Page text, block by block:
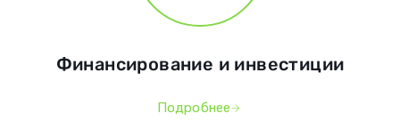
Финансирование и инвестиции
Подробнее